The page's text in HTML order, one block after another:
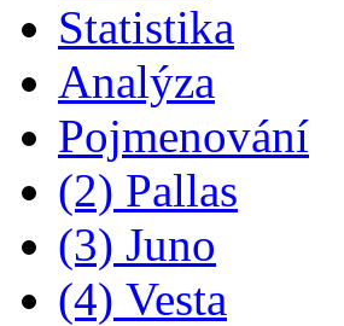
Statistika
Analýza
Pojmenování
(2) Pallas
(3) Juno
(4) Vesta